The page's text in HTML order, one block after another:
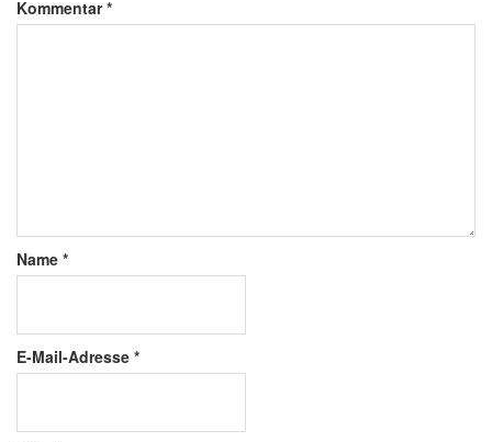
Kommentar*
Name *
E-Mail-Adresse *